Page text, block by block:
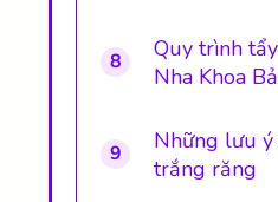
8
Quy trình
Nha Khoa
9
Những lưu
trắng răng